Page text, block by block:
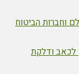
וחברות הביטוח
לכאב ודלקת